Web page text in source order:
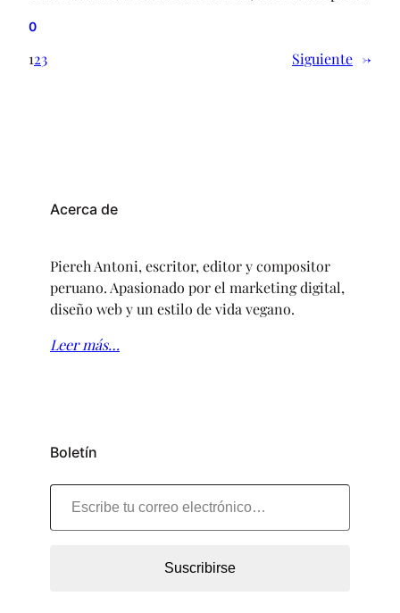
besos yPerdí la razón;Sin verlo todavía,Fui dando
más que tú. El cielo, así, pasó a gris, y no volvió a ser
0
123 Siguiente →
Acerca de
Piereh Antoni, escritor, editor y compositor
peruano. Apasionado por el marketing digital,
diseño web y un estilo de vida vegano.
Leer más…
Boletín
Escribe tu correo electrónico…
Suscribirse